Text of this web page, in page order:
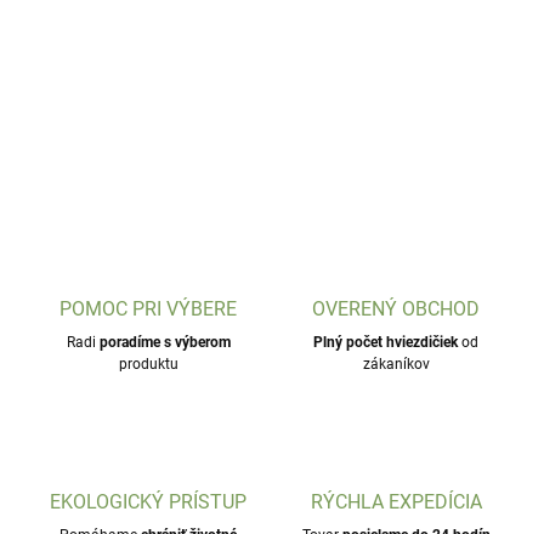
POMOC PRI VÝBERE
Radi poradíme s výberom
produktu
OVERENÝ OBCHOD
Plný počet hviezdičiekod
zákaníkov
EKOLOGICKÝ PRÍSTUP RÝCHLA EXPEDÍCIA